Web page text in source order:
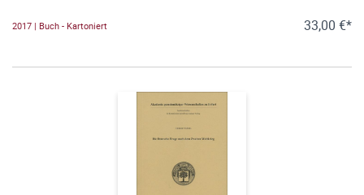
2017 | Buch - Kartoniert 33,00 €*